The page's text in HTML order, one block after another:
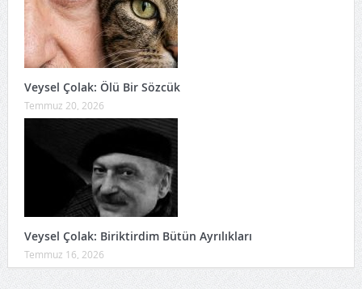
Veysel Çolak: Ölü Bir Sözcük
Temmuz 20, 2026
Veysel Çolak: Biriktirdim Bütün Ayrılıkları
Temmuz 16, 2026